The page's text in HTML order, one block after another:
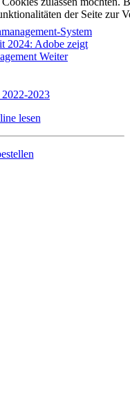
System
2024: Adobe zeigt
Weiter
lesen
der Seite zur